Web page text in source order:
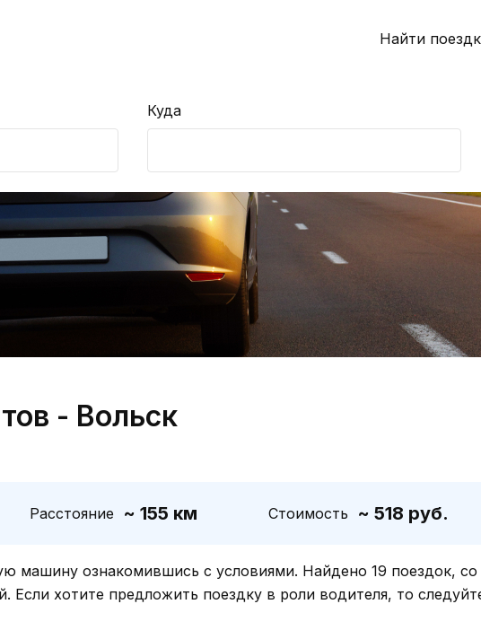
Найти
Куда
- Вольск
Расстояние ~ 155 км Стоимость ~ 518 руб.
машину ознакомившись с условиями. Найдено 19 поездок, со
Если хотите предложить поездку в роли водителя, то